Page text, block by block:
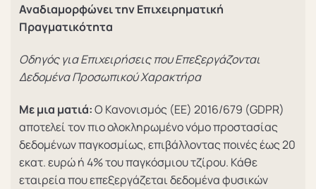
Αναδιαμορφώνειτην Επιχειρηματική
Πραγματικότητα
Οδηγός για Επιχειρήσεις που Επεξεργάζονται
Δεδομένα Προσωπικού Χαρακτήρα
Με μια ματιά:Ο Κανονισμός (ΕΕ) 2016/679 (GDPR)
αποτελεί τον πιο ολοκληρωμένο νόμο προστασίας
δεδομένων παγκοσμίως, επιβάλλοντας ποινές έως 20
εκατ. ευρώ ή 4% του παγκόσμιου τζίρου. Κάθε
εταιρεία που επεξεργάζεται δεδομένα φυσικών